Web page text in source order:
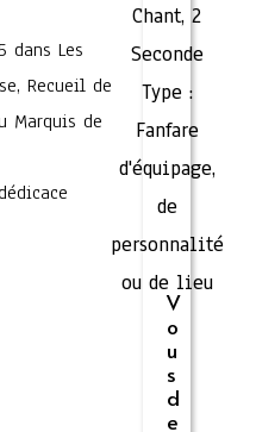
dans Les
Recueil de
Marquis de
Chant,2
Seconde
Type :
Fanfare
d'équipage,
de
personnalité
ou de lieu
V
o
u
s
d
e